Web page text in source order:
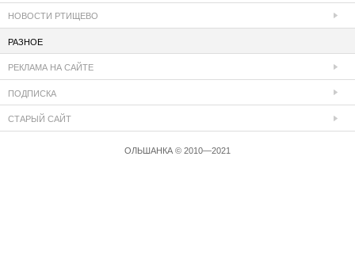
НОВОСТИ РТИЩЕВО
РАЗНОЕ
РЕКЛАМА НА САЙТЕ
ПОДПИСКА
СТАРЫЙ САЙТ
ОЛЬШАНКА © 2010—2021